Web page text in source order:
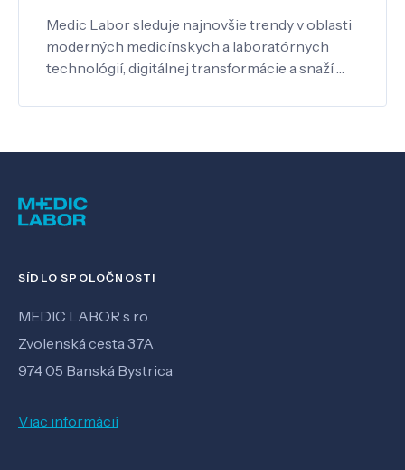
Medic Labor sleduje najnovšie trendy v oblasti
moderných medicínskych a laboratórnych
technológií, digitálnej transformácie a snaží …
SÍDLO SPOLOČNOSTI
MEDIC LABOR s.r.o.
Zvolenská cesta 37A
974 05 Banská Bystrica
Viac informácií